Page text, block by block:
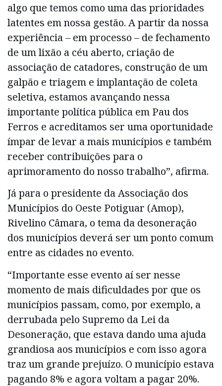
algo que temos como uma das prioridades
latentes em nossa gestão. A partir da nossa
experiência – em processo – de fechamento
de um lixão a céu aberto, criação de
associação de catadores, construção de um
galpão e triagem e implantação de coleta
seletiva, estamos avançando nessa
importante política pública em Pau dos
Ferros e acreditamos ser uma oportunidade
ímpar de levar a mais municípios e também
receber contribuições para o
aprimoramento do nosso trabalho”, afirma.
Já para o presidente da Associação dos
Municípios do Oeste Potiguar (Amop),
Rivelino Câmara, o tema da desoneração
dos municípios deverá ser um ponto comum
entre as cidades no evento.
“Importante esse evento aí ser nesse
momento de mais dificuldades por que os
municípios passam, como, por exemplo, a
derrubada pelo Supremo da Lei da
Desoneração, que estava dando uma ajuda
grandiosa aos municípios e com isso agora
traz um grande prejuízo. O município estava
pagando 8% e agora voltam a pagar 20%.